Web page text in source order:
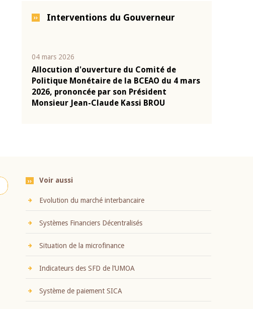
Interventions du Gouverneur
04 mars 2026
Allocution d'ouverture du Comité de
Politique Monétaire de la BCEAO du 4 mars
2026, prononcée par son Président
Monsieur Jean-Claude Kassi BROU
Voir aussi
Evolution du marché interbancaire
Systèmes Financiers Décentralisés
Situation de la microfinance
Indicateurs des SFD de l’UMOA
Système de paiement SICA